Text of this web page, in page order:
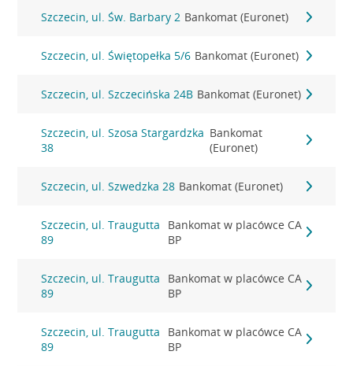
Szczecin, ul. Św. Barbary 2 Bankomat (Euronet)
Szczecin, ul. Świętopełka 5/6 Bankomat (Euronet)
Szczecin, ul. Szczecińska 24B Bankomat (Euronet)
Szczecin, ul. Szosa Stargardzka
38
Bankomat
(Euronet)
Szczecin, ul. Szwedzka 28 Bankomat (Euronet)
Szczecin, ul. Traugutta
89
Bankomat w placówce CA
BP
Szczecin, ul. Traugutta
89
Bankomat w placówce CA
BP
Szczecin, ul. Traugutta
89
Bankomat w placówce CA
BP